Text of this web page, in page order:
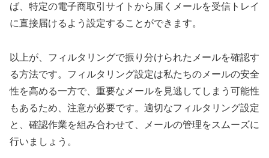
ば、特定の電子商取引サイトから届くメールを受信トレイ
に直接届けるよう設定することができます。
以上が、フィルタリングで振り分けられたメールを確認す
る方法です。フィルタリング設定は私たちのメールの安全
性を高める一方で、重要なメールを見逃してしまう可能性
もあるため、注意が必要です。適切なフィルタリング設定
と、確認作業を組み合わせて、メールの管理をスムーズに
行いましょう。